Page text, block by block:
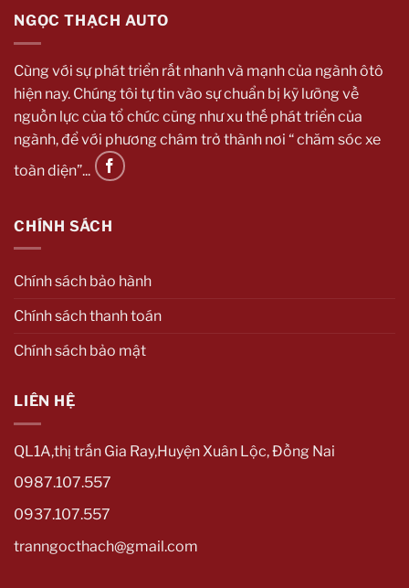
NGỌC THẠCH AUTO
Cùng với sự phát triển rất nhanh và mạnh của ngành ôtô
hiện nay. Chúng tôi tự tin vào sự chuẩn bị kỹ lưỡng về
nguồn lực của tổ chức cũng như xu thế phát triển của
ngành, để với phương châm trở thành nơi “ chăm sóc xe
toàn diện”...
CHÍNH SÁCH
Chính sách bảo hành
Chính sách thanh toán
Chính sách bảo mật
LIÊN HỆ
QL1A,thị trấn Gia Ray,Huyện Xuân Lộc, Đồng Nai
0987.107.557
0937.107.557
tranngocthach@gmail.com